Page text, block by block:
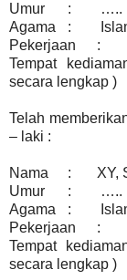
Umur
:
…..
Agama
:
Pekerjaan
:
Tempat
secara lengkap )
Telah
– laki :
Nama :
XY,
Umur
:
…..
Agama
:
Pekerjaan
:
Tempat
secara lengkap )